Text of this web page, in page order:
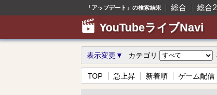
「アップデート」の検索結果 総合 総合2
YouTubeライブNavi
表示変更▼ カテゴリ
TOP 急上昇 新着順 ゲーム配信